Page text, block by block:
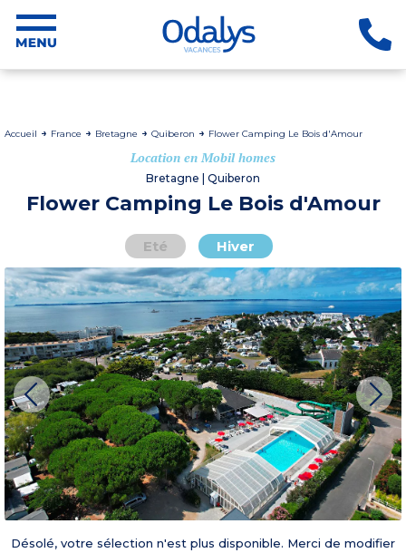
Accueil France Bretagne Quiberon Flower Camping Le Bois d'Amour
Location en Mobil homes
Bretagne | Quiberon
Flower Camping Le Bois d'Amour
Eté Hiver
Désolé, votre sélection n'est plus disponible. Merci de modifier